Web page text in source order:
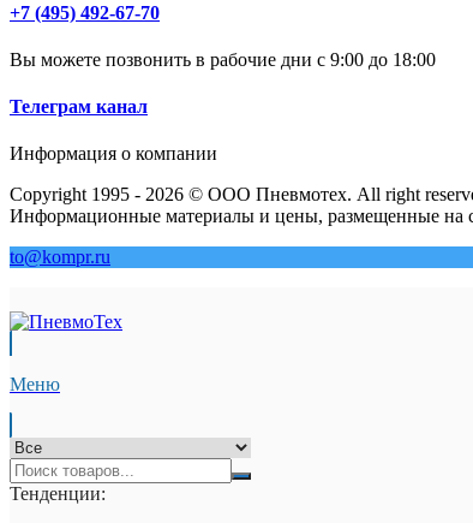
+7 (495) 492-67-70
Вы можете позвонить в рабочие дни с 9:00 до 18:00
Телеграм канал
Информация о компании
Copyright 1995 - 2026 © ООО Пневмотех. All right
Информационные материалы и цены, размещенные на
to@kompr.ru
Меню
Тенденции: